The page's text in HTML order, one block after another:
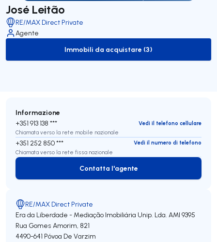
José Leitão
RE/MAX Direct Private
Agente
to-buy-listing
Immobili da acquistare (3)
Informazione
+351 913 138 ***
Vedi il telefono cellulare
Chiamata verso la rete mobile nazionale
+351 252 850 ***
Vedi il numero di telefono
Chiamata verso la rete fissa nazionale
Contatta l'agente
Contatta l'agente
RE/MAX Direct Private
Era da Liberdade - Mediação Imobiliária Unip. Lda. AMI 9395
Rua Gomes Amorim, 821
4490-641 Póvoa De Varzim